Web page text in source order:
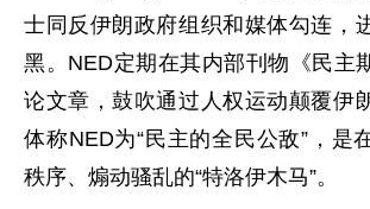
士同反伊朗政府组织和媒体勾连，
黑。NED定期在其内部刊物《民主
论文章，鼓吹通过人权运动颠覆伊
体称NED为“民主的全民公敌”，是
秩序、煽动骚乱的“特洛伊木马”。